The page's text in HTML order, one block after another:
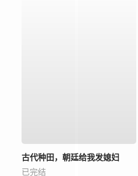
古代种田，朝廷给我发媳妇
已完结